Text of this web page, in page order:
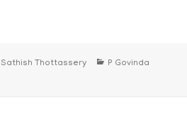
Author
Sathish Thottassery Categories
P Govinda